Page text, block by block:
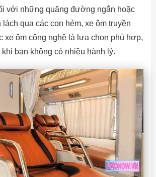
với những quãng đường ngắn hoặc
lách qua các con hẻm, xe ôm truyền
xe ôm công nghệ là lựa chọn phù hợp,
bạn không có nhiều hành lý.